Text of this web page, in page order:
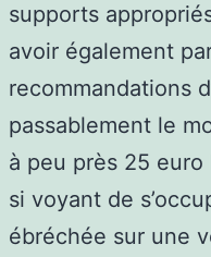
supports
avoir également
recommandations
passablement le
à peu près 25 euro
si voyant de
ébréchée sur une